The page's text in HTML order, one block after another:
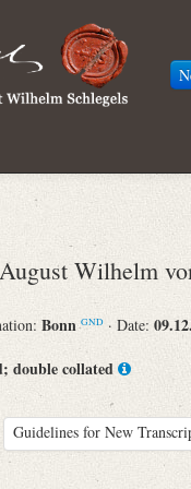
August Wilhelm
BonnGND · Date:
double collated
Guidelines for New